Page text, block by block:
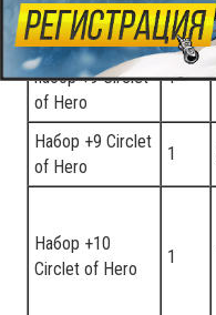
of Hero
Благословенный
набор +9 Circlet
of Hero
1
Набор +9 Circlet
of Hero
1
Набор +10
Circlet of Hero
1